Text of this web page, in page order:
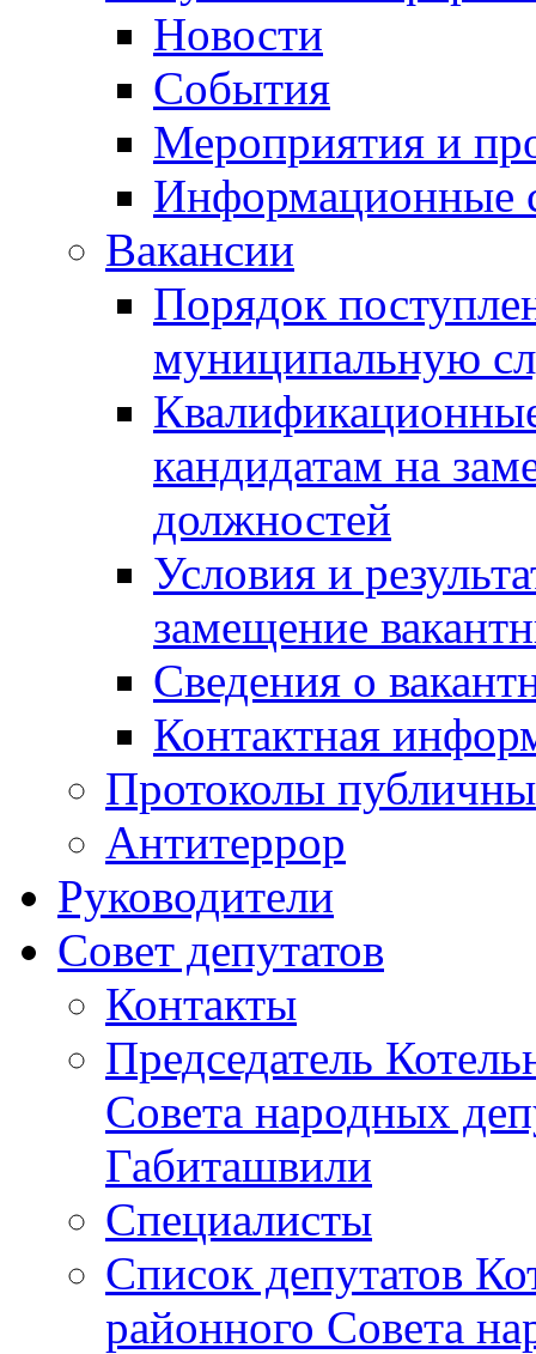
Новости
События
Мероприятия и
Информационные
Вакансии
Порядок
муниципальную
кандидатам на
должностей
Условия и
замещение
Сведения о
Контактная
Протоколы
Антитеррор
Руководители
Совет депутатов
Контакты
Председатель
Совета народных
Габиташвили
Специалисты
Список депутатов
районного Совета